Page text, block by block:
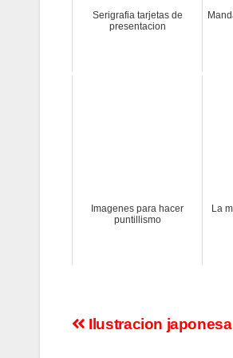
Serigrafia tarjetas de
presentacion
Imagenes para hacer
puntillismo
La
Navegación
Ilustracion japonesa